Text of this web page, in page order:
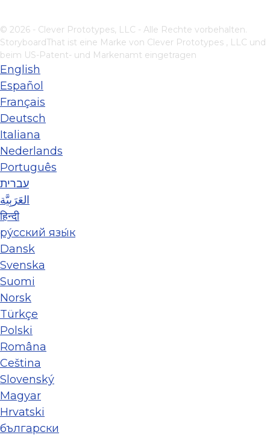
© 2026 - Clever Prototypes, LLC - Alle Rechte vorbehalten.
StoryboardThat ist eine Marke von Clever Prototypes , LLC und
beim US-Patent- und Markenamt eingetragen
English
Español
Français
Deutsch
Italiana
Nederlands
Português
עברית
العَرَبِيَّة
हिन्दी
ру́сский язы́к
Dansk
Svenska
Suomi
Norsk
Türkçe
Polski
Româna
Ceština
Slovenský
Magyar
Hrvatski
български